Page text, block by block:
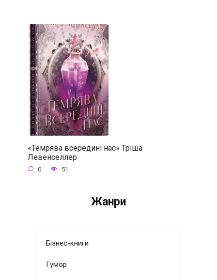
«Темрява всередині нас» Тріша
Левенселлер
0 51
Жанри
Бізнес-книги
Гумор